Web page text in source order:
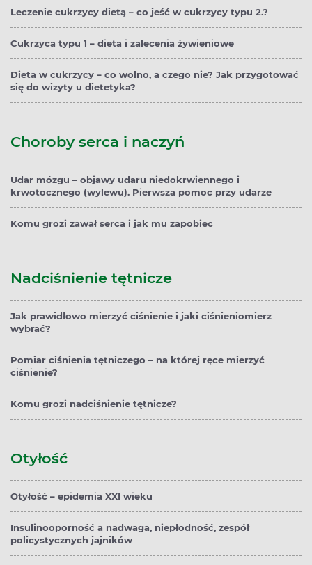
Leczenie cukrzycy dietą – co jeść w cukrzycy typu 2.?
Cukrzyca typu 1 – dieta i zalecenia żywieniowe
Dieta w cukrzycy – co wolno, a czego nie? Jak przygotować
się do wizyty u dietetyka?
Choroby serca i naczyń
Udar mózgu – objawy udaru niedokrwiennego i
krwotocznego (wylewu). Pierwsza pomoc przy udarze
Komu grozi zawał serca i jak mu zapobiec
Nadciśnienie tętnicze
Jak prawidłowo mierzyć ciśnienie i jaki ciśnieniomierz
wybrać?
Pomiar ciśnienia tętniczego – na której ręce mierzyć
ciśnienie?
Komu grozi nadciśnienie tętnicze?
Otyłość
Otyłość – epidemia XXI wieku
Insulinooporność a nadwaga, niepłodność, zespół
policystycznych jajników